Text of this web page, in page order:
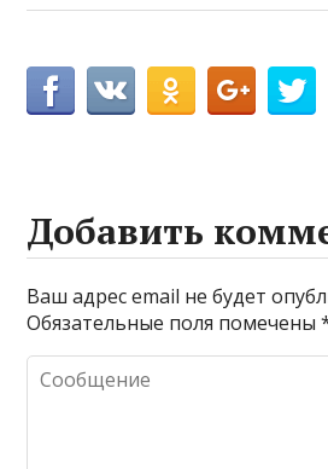
Добавить
Ваш адрес email не будет
Обязательные поля помечены